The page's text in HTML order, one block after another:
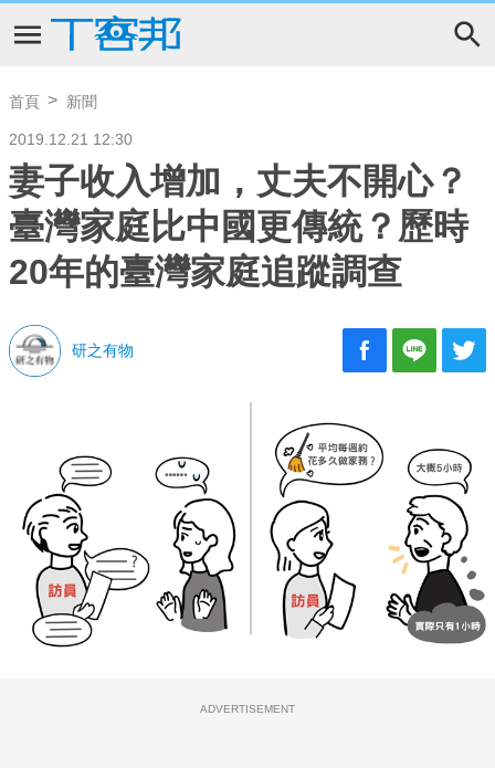
首頁 新聞
2019.12.21 12:30
妻子收入增加，丈夫不開心？
臺灣家庭比中國更傳統？歷時
20年的臺灣家庭追蹤調查
研之有物
ADVERTISEMENT